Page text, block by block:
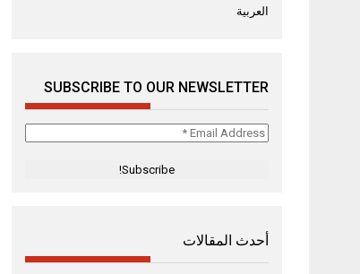
العربية
SUBSCRIBE TO OUR NEWSLETTER
Email
أحدث المقالات